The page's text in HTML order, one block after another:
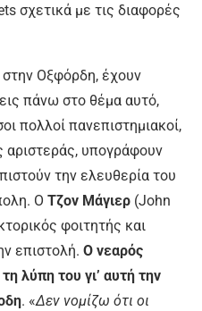
σχετικά με τις διαφορές
στην Οξφόρδη, έχουν
πάνω στο θέμα αυτό,
πολλοί πανεπιστημιακοί,
αριστεράς, υπογράφουν
την ελευθερία του
Ο Τζον Μάγιερ (John
φοιτητής και
επιστολή. Ο νεαρός
λύπη του γι’ αυτή την
. «Δεν νομίζω ότι οι